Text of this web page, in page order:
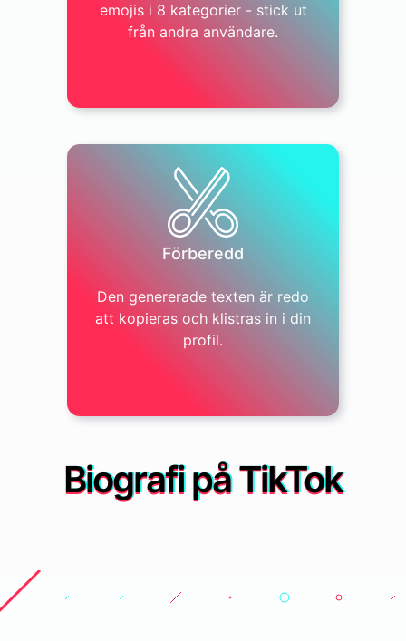
Travel & Places
emojis i 8 kategorier - stick ut
från andra användare.
Förberedd
Den genererade texten är redo
att kopieras och klistras in i din
profil.
Biografi på TikTok